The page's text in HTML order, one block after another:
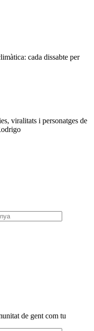
cada dissabte per
viralitats i personatges de
de gent com tu